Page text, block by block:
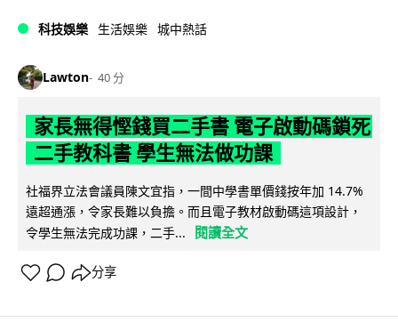
科技娛樂 生活娛樂 城中熱話
Lawton 40 分
家長無得慳錢買二手書 電子啟動碼鎖死
二手教科書 學生無法做功課
社福界立法會議員陳文宜指，一間中學書單價錢按年加 14.7%
遠超通漲，令家長難以負擔。而且電子教材啟動碼這項設計，
令學生無法完成功課，二手...
閱讀全文
分享